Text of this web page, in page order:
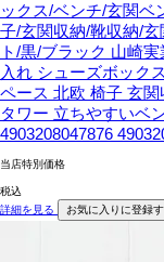
ックス/ベンチ/玄関ベ
子/玄関収納/靴収納/
ト/黒/ブラック 山崎
入れ シューズボック
ペース 北欧 椅子 玄
タワー 立ちやすいベ
4903208047876
当店特別価格
税込
詳細を見る
お気に入りに登録